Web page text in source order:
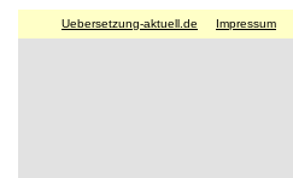
Uebersetzung-aktuell.de Impressum